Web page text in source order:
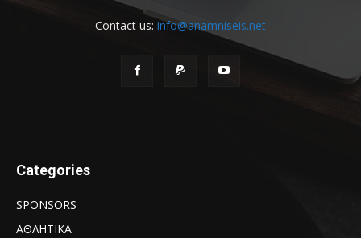
Contact us: info@anamniseis.net
Categories
SPONSORS
ΑΘΛΗΤΙΚΑ